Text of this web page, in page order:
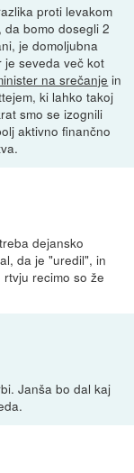
proti levakom
bomo dosegli 2
je domoljubna
je seveda več kot
na srečanje in
ki lahko takoj
smo se izognili
aktivno finančno
dejansko
da je "uredil", in
recimo so že
Janša bo dal kaj